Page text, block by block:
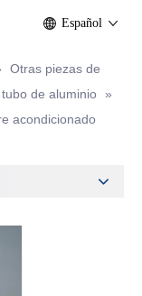
Español
Otras piezas de
de aluminio »
acondicionado